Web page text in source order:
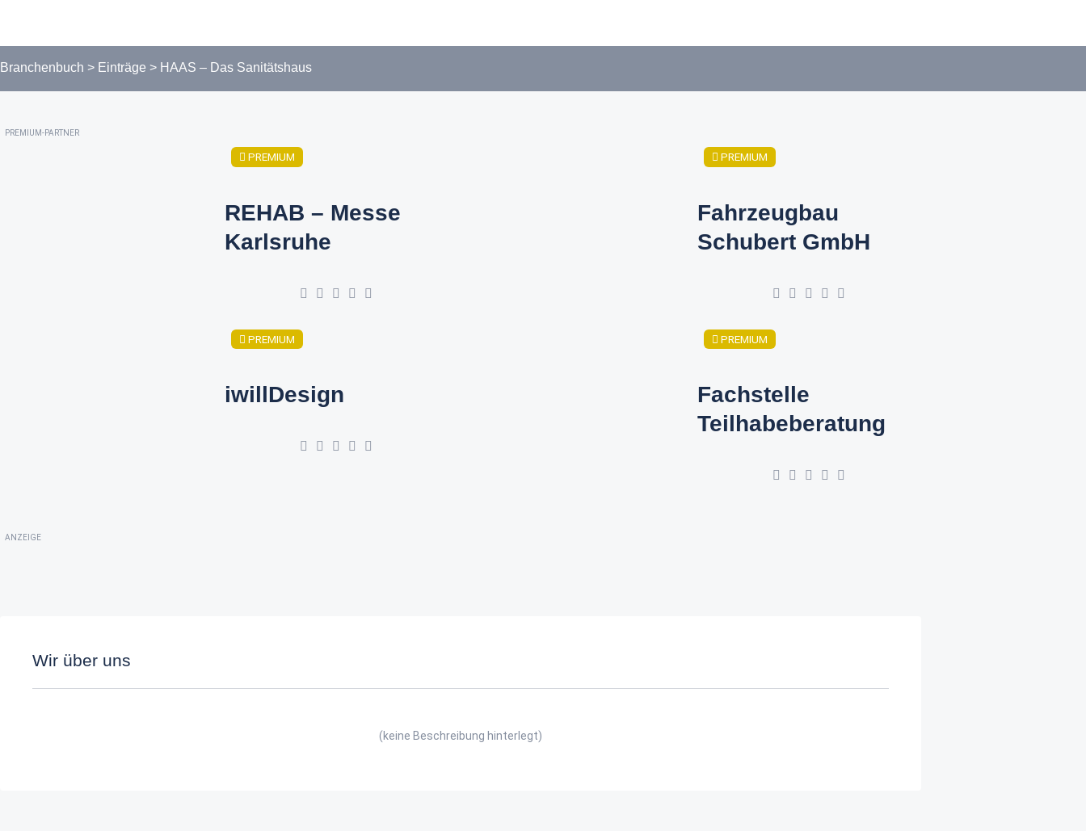
Branchenbuch > Einträge > HAAS – Das Sanitätshaus
PREMIUM-PARTNER
PREMIUM
REHAB – Messe
Karlsruhe
PREMIUM
Fahrzeugbau
Schubert GmbH
PREMIUM
iwillDesign
PREMIUM
Fachstelle
Teilhabeberatung
ANZEIGE
Wir über uns
(keine Beschreibung hinterlegt)